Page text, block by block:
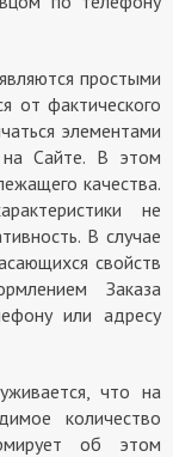
простыми
от фактического
элементами
Сайте. В этом
качества.
не
В случае
свойств
Заказа
или адресу
что на
количество
об этом